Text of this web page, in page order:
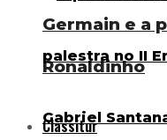
Germain e a
Ronaldinho
Classitur